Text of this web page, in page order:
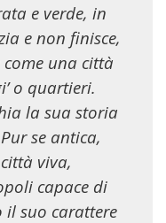
e verde, in
e non finisce,
una città
o quartieri.
la sua storia
se antica,
viva,
capace di
suo carattere